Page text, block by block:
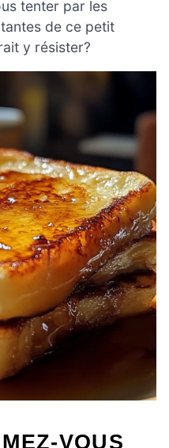
tenter par les
de ce petit
y résister?
VOUS